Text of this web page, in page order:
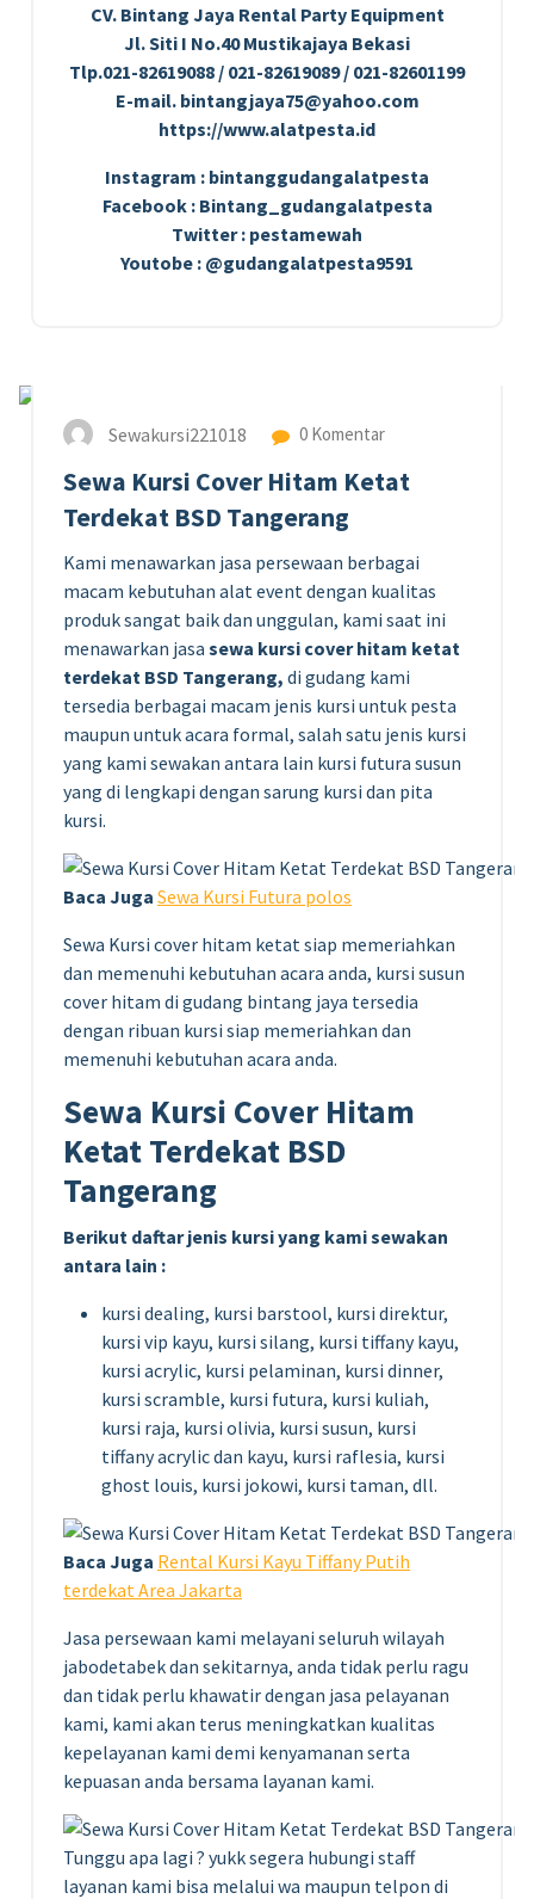
CV. Bintang Jaya Rental Party Equipment
Jl. Siti I No.40 Mustikajaya Bekasi
Tlp.021-82619088 / 021-82619089 / 021-82601199
E-mail. bintangjaya75@yahoo.com
https://www.alatpesta.id
Instagram : bintanggudangalatpesta
Facebook : Bintang_gudangalatpesta
Twitter : pestamewah
Youtobe : @gudangalatpesta9591
Sewakursi221018 0 Komentar
Sewa Kursi Cover Hitam Ketat
Terdekat BSD Tangerang
Kami menawarkan jasa persewaan berbagai
macam kebutuhan alat event dengan kualitas
produk sangat baik dan unggulan, kami saat ini
menawarkan jasa sewa kursi cover hitam ketat
terdekat BSD Tangerang, di gudang kami
tersedia berbagai macam jenis kursi untuk pesta
maupun untuk acara formal, salah satu jenis kursi
yang kami sewakan antara lain kursi futura susun
yang di lengkapi dengan sarung kursi dan pita
kursi.
Baca Juga Sewa Kursi Futura polos
Sewa Kursi cover hitam ketat siap memeriahkan
dan memenuhi kebutuhan acara anda, kursi susun
cover hitam di gudang bintang jaya tersedia
dengan ribuan kursi siap memeriahkan dan
memenuhi kebutuhan acara anda.
Sewa Kursi Cover Hitam
Ketat Terdekat BSD
Tangerang
Berikut daftar jenis kursi yang kami sewakan
antara lain :
kursi dealing, kursi barstool, kursi direktur,
kursi vip kayu, kursi silang, kursi tiffany kayu,
kursi acrylic, kursi pelaminan, kursi dinner,
kursi scramble, kursi futura, kursi kuliah,
kursi raja, kursi olivia, kursi susun, kursi
tiffany acrylic dan kayu, kursi raflesia, kursi
ghost louis, kursi jokowi, kursi taman, dll.
Baca Juga Rental Kursi Kayu Tiffany Putih
terdekat Area Jakarta
Jasa persewaan kami melayani seluruh wilayah
jabodetabek dan sekitarnya, anda tidak perlu ragu
dan tidak perlu khawatir dengan jasa pelayanan
kami, kami akan terus meningkatkan kualitas
kepelayanan kami demi kenyamanan serta
kepuasan anda bersama layanan kami.
Tunggu apa lagi ? yukk segera hubungi staff
layanan kami bisa melalui wa maupun telpon di